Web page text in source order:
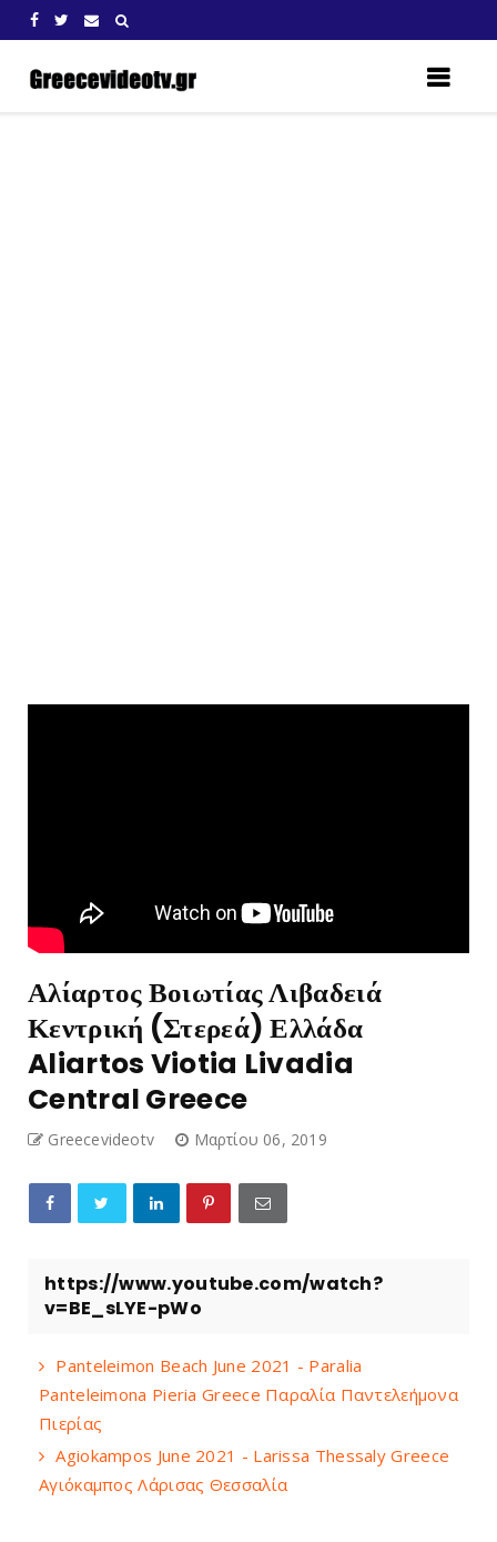
Αλίαρτος Βοιωτίας Λιβαδειά
Κεντρική (Στερεά) Ελλάδα
Aliartos Viotia Livadia
Central Greece
Greecevideotv Μαρτίου 06, 2019
https://www.youtube.com/watch?
v=BE_sLYE-pWo
Panteleimon Beach June 2021 - Paralia
Panteleimona Pieria Greece Παραλία Παντελεήμονα
Πιερίας
Agiokampos June 2021 - Larissa Thessaly Greece
Αγιόκαμπος Λάρισας Θεσσαλία